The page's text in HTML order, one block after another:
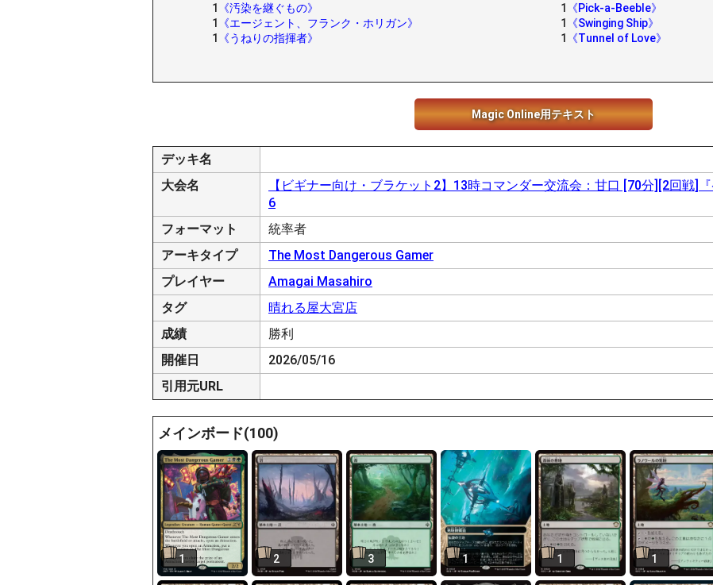
1
《汚染を継ぐもの》
1
《エージェント、フランク・ホリガン》
1
《うねりの指揮者》
1
《Pick-a-Beeble》
1
《Swinging Ship》
1
《Tunnel of Love》
Magic Online用テキスト
デッキ名
大会名
【ビギナー向け・ブラケット2】13時コマンダー交流会：甘口 [70分][2回戦]
6
フォーマット
統率者
アーキタイプ
The Most Dangerous Gamer
プレイヤー
Amagai Masahiro
タグ
晴れる屋大宮店
成績
勝利
開催日
2026/05/16
引用元URL
メインボード(100)
1 2 3 1 1 1